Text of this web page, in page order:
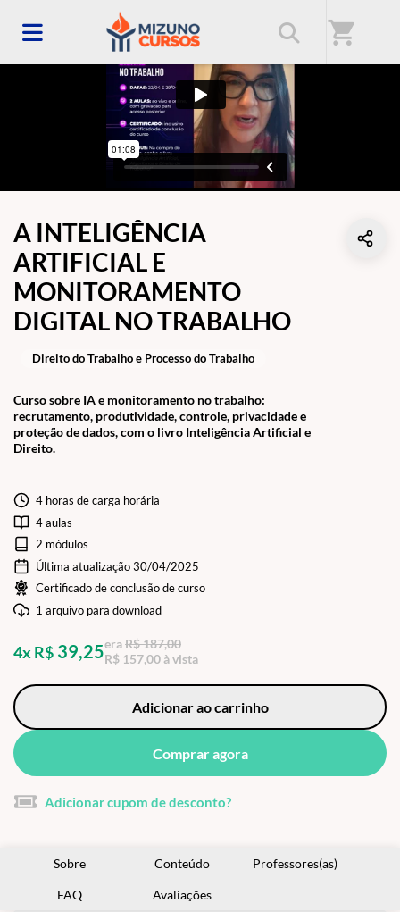
shopping_cart
A INTELIGÊNCIA
ARTIFICIAL E
MONITORAMENTO
DIGITAL NO TRABALHO
Curso sobre IA e monitoramento no trabalho:
recrutamento, produtividade, controle, privacidade e
proteção de dados, com o livro Inteligência Artificial e
Direito.
Direito do Trabalho e Processo do Trabalho
4 horas de carga horária
4 aulas
2 módulos
Última atualização 30/04/2025
Certificado de conclusão de curso
1 arquivo para download
4x R$ 39,25eraR$ 187,00
R$ 157,00 à vista
Adicionar ao carrinho
Comprar agora
Adicionar cupom de desconto?
Sobre Conteúdo Professores(as)
FAQ Avaliações